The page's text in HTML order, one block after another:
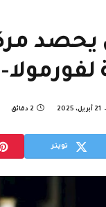
يحصد
مستغلا حادث نوريس
21 أبريل، 2025 2 دقائق
تويتر